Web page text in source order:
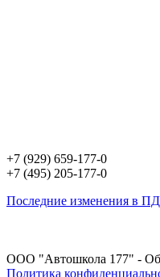
+7 (929) 659-177-0
+7 (495) 205-177-0
Последние изменения в
ООО "Автошкола 177" -
Политика